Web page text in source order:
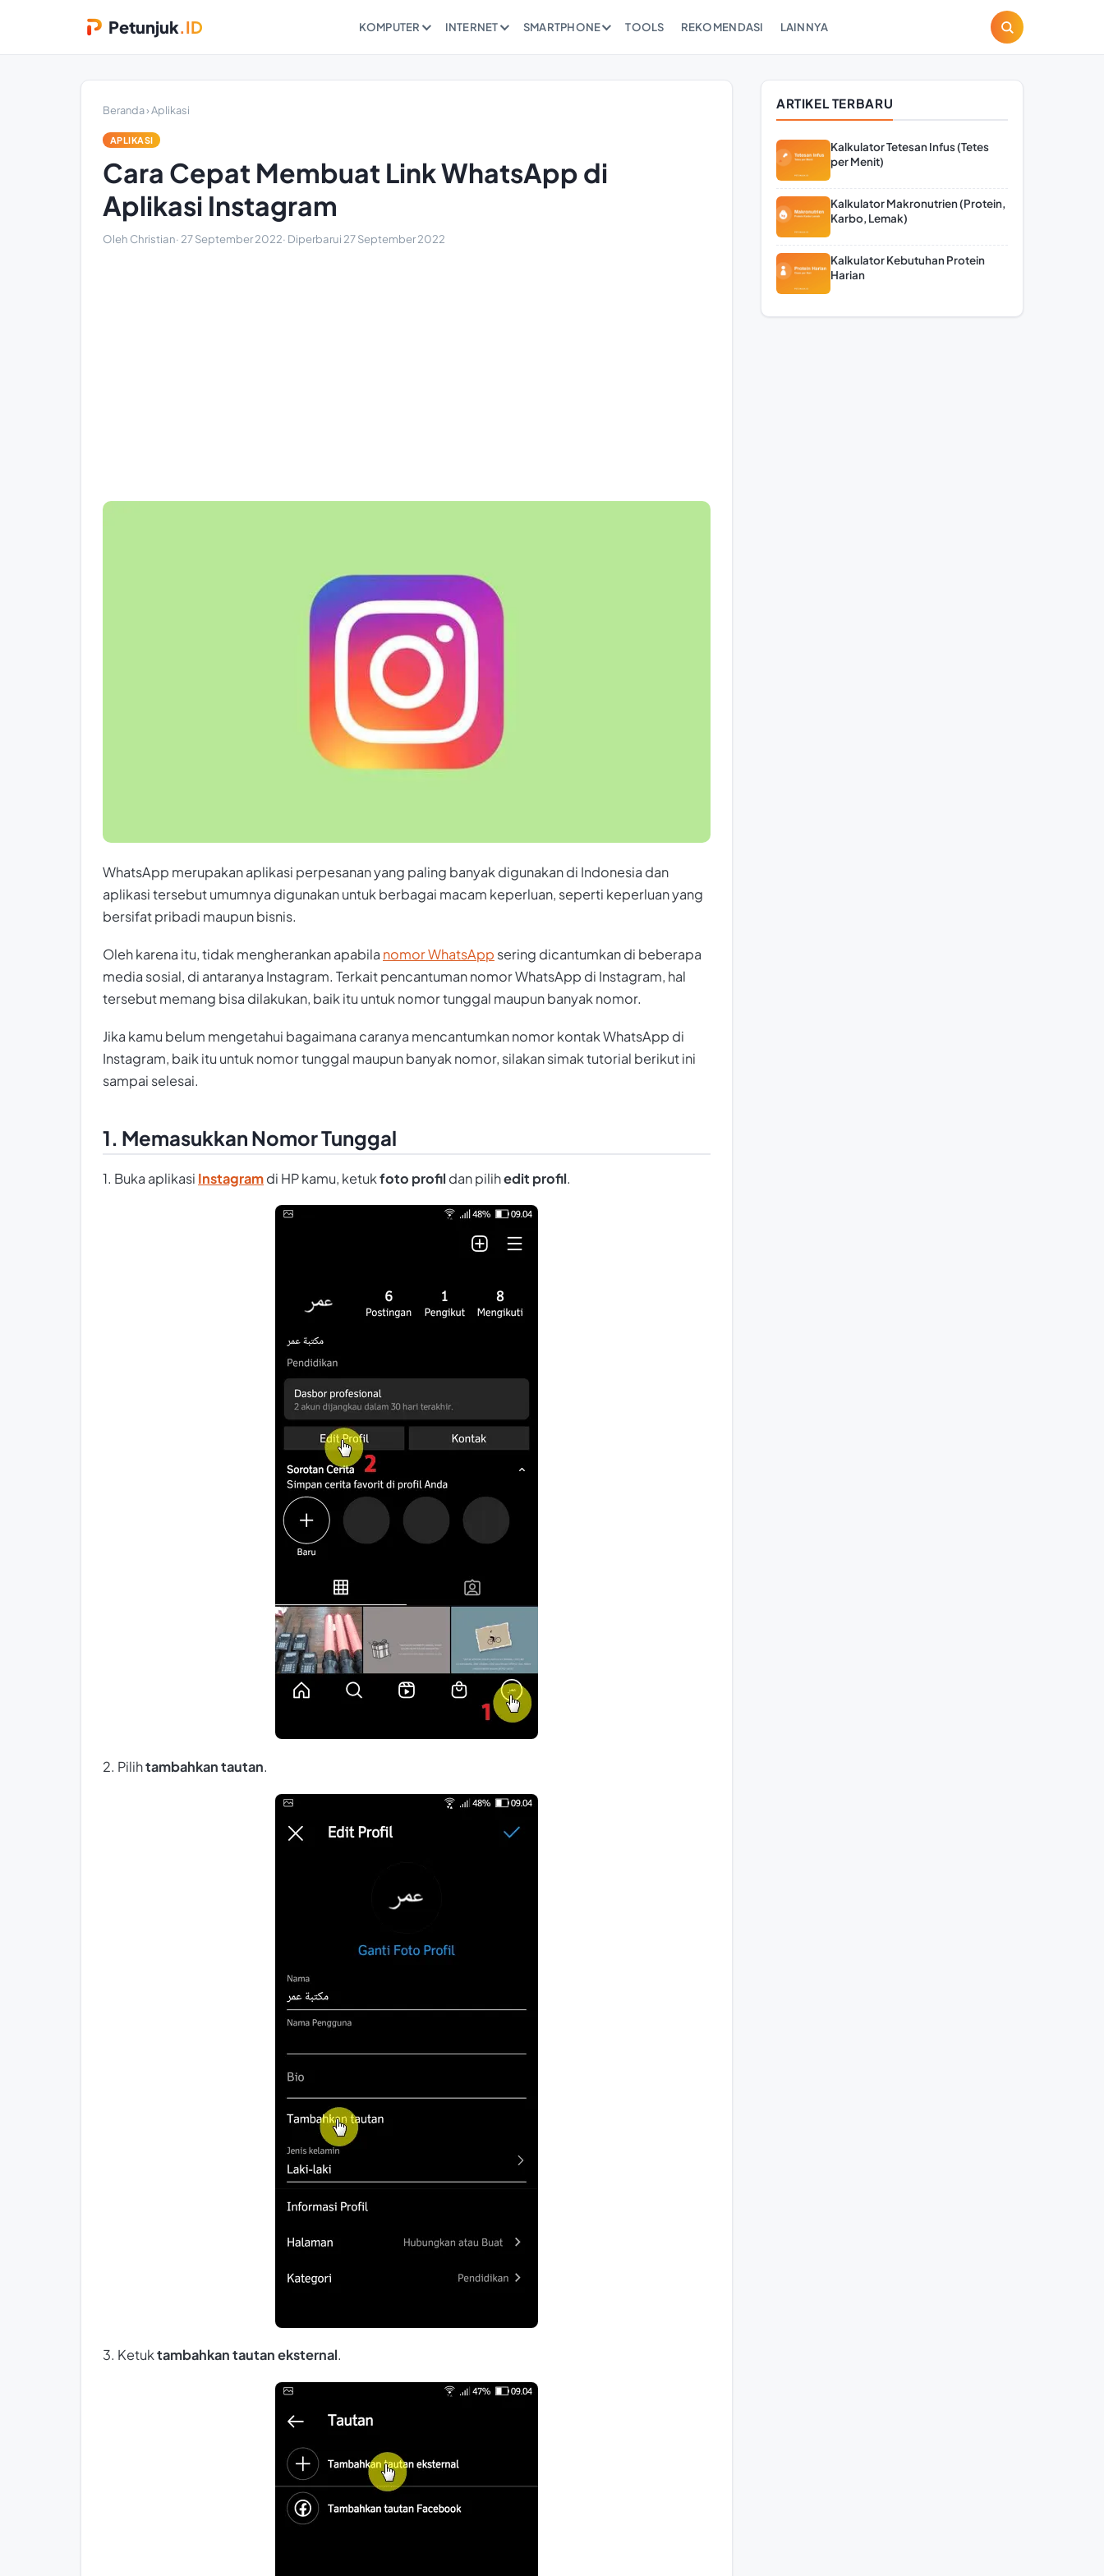
Petunjuk.ID KOMPUTER INTERNET SMARTPHONE TOOLS REKOMENDASI LAINNYA
Beranda›Aplikasi
APLIKASI
Cara Cepat Membuat Link WhatsApp di
Aplikasi Instagram
Oleh Christian· 27 September 2022· Diperbarui 27 September 2022
WhatsApp merupakan aplikasi perpesanan yang paling banyak digunakan di Indonesia dan
aplikasi tersebut umumnya digunakan untuk berbagai macam keperluan, seperti keperluan yang
bersifat pribadi maupun bisnis.
Oleh karena itu, tidak mengherankan apabila nomor WhatsApp sering dicantumkan di beberapa
media sosial, di antaranya Instagram. Terkait pencantuman nomor WhatsApp di Instagram, hal
tersebut memang bisa dilakukan, baik itu untuk nomor tunggal maupun banyak nomor.
Jika kamu belum mengetahui bagaimana caranya mencantumkan nomor kontak WhatsApp di
Instagram, baik itu untuk nomor tunggal maupun banyak nomor, silakan simak tutorial berikut ini
sampai selesai.
1. Memasukkan Nomor Tunggal
1. Buka aplikasi Instagramdi HP kamu, ketukfoto profildan pilihedit profil.
2. Pilihtambahkan tautan.
3. Ketuktambahkan tautan eksternal.
ARTIKEL TERBARU
Kalkulator Tetesan Infus (Tetes
per Menit)
Kalkulator Makronutrien (Protein,
Karbo, Lemak)
Kalkulator Kebutuhan Protein
Harian